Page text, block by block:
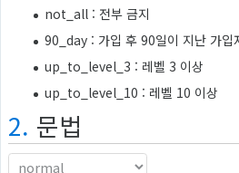
not_all : 전부 금지
90_day : 가입 후 90일이 지난 가입
up_to_level_3 : 레벨 3 이상
up_to_level_10 : 레벨 10 이상
2. 문법